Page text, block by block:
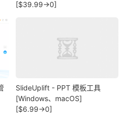
[$39.99→0]
SlideUplift - PPT 模板工具
[Windows、macOS]
[$6.99→0]